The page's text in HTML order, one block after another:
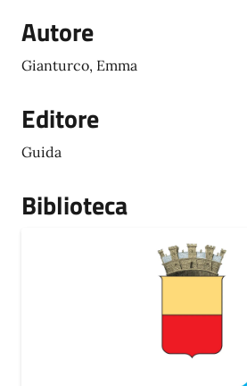
Autore
Gianturco, Emma
Editore
Guida
Biblioteca